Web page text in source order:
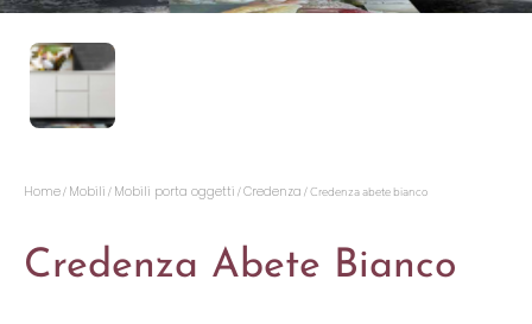
Home/ Mobili / Mobili porta oggetti /Credenza / Credenza abete bianco
Credenza Abete Bianco